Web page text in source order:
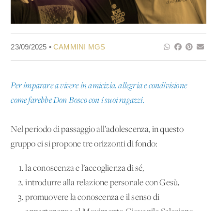
23/09/2025 •CAMMINI MGS
Per imparare a vivere in amicizia, allegria e condivisione
come farebbe Don Bosco con i suoi ragazzi.
Nel periodo di passaggio all’adolescenza, in questo
gruppo ci si propone tre orizzonti di fondo:
la conoscenza e l’accoglienza di sé,
introdurre alla relazione personale con Gesù,
promuovere la conoscenza e il senso di